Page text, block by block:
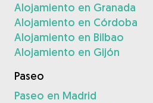
Alojamiento en Granada
Alojamiento en Córdoba
Alojamiento en Bilbao
Alojamiento en Gijón
Paseo
Paseo en Madrid